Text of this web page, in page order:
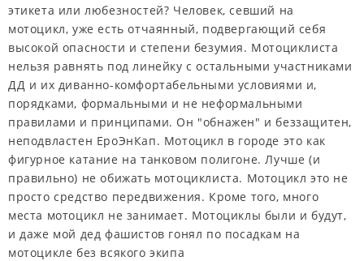
этикета или любезностей? Человек, севший на
мотоцикл, уже есть отчаянный, подвергающий себя
высокой опасности и степени безумия. Мотоциклиста
нельзя равнять под линейку с остальными участниками
ДД и их диванно-комфортабельными условиями и,
порядками, формальными и не неформальными
правилами и принципами. Он "обнажен" и беззащитен,
неподвластен ЕроЭнКап. Мотоцикл в городе это как
фигурное катание на танковом полигоне. Лучше (и
правильно) не обижать мотоциклиста. Мотоцикл это не
просто средство передвижения. Кроме того, много
места мотоцикл не занимает. Мотоциклы были и будут,
и даже мой дед фашистов гонял по посадкам на
мотоцикле без всякого экипа